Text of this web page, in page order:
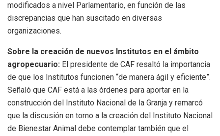
modificados a nivel Parlamentario, en función de las
discrepancias que han suscitado en diversas
organizaciones.
Sobre la creación de nuevos Institutos en el ámbito
agropecuario: El presidente de CAF resaltó la importancia
de que los Institutos funcionen “de manera ágil y eficiente”.
Señaló que CAF está a las órdenes para aportar en la
construcción del Instituto Nacional de la Granja y remarcó
que la discusión en torno a la creación del Instituto Nacional
de Bienestar Animal debe contemplar también que el